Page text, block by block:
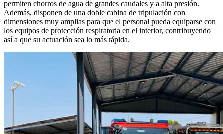
permiten chorros de agua de grandes caudales y a alta presión.
Además, disponen de una doble cabina de tripulación con
dimensiones muy amplias para que el personal pueda equiparse con
los equipos de protección respiratoria en el interior, contribuyendo
así a que su actuación sea lo más rápida.